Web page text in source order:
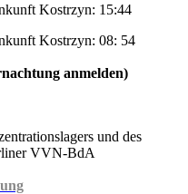
Kostrzyn: 15:44
Kostrzyn: 08: 54
anmelden)
und des
VVN-BdA